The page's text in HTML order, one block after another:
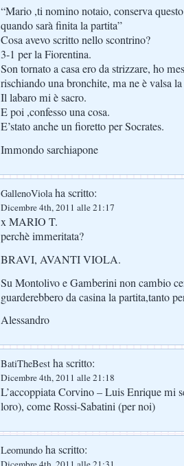
“Mario ,ti nomino notaio, conserva
quando sarà finita la partita”
Cosa avevo scritto nello scontrino?
3-1 per la Fiorentina.
Son tornato a casa ero da strizzare, ho
rischiando una bronchite, ma ne è valsa
Il labaro mi è sacro.
E poi ,confesso una cosa.
E’stato anche un fioretto per Socrates.
Immondo sarchiapone
GallenoViolaha scritto:
Dicembre 4th, 2011 alle 21:17
x MARIO T.
perchè immeritata?
BRAVI, AVANTI VIOLA.
Su Montolivo e Gamberini non cambio
guarderebbero da casina la partita,tanto
Alessandro
BatiTheBest ha scritto:
Dicembre 4th, 2011 alle 21:18
L’accoppiata Corvino – Luis Enrique mi
loro), come Rossi-Sabatini (per noi)
Leomundo ha scritto: